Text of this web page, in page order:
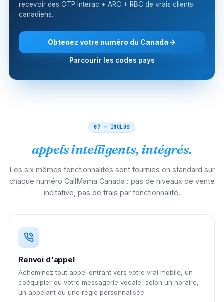
recevoir des OTP Interac + ARC + RBC de vrais clients
canadiens.
Obtenez votre numéro du Canada
Parcourir les codes pays
07 — INCLUS
appels intelligents, intégrés.
Les six mêmes fonctionnalités sont fournies en standard sur
chaque numéro CallMama Canada : pas de niveaux de vente
incitative, pas de frais par fonctionnalité.
Renvoi d'appel
Acheminez tout appel entrant vers votre vrai mobile, un
coéquipier ou votre messagerie vocale, selon un horaire,
un appelant ou une règle personnalisée.